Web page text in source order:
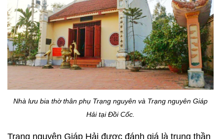
Nhà lưu bia thờ thân phụ Trạng nguyên và Trạng nguyên Giáp
Hải tại Đồi Cốc.
Trạng nguyên Giáp Hải được đánh giá là trung thần